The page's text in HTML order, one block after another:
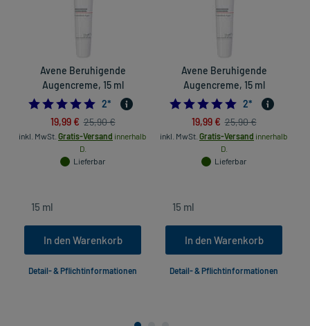
Avene Beruhigende
Augencreme, 15 ml
5.0
2*
19,99 € 25,90 €
inkl. MwSt. Gratis-Versand innerhalb
D.
Lieferbar
In den Warenkorb
Detail- & Pflichtinformationen
Avene Beruhigende
Augencreme, 15 ml
5.0
2*
19,99 € 25,90 €
inkl. MwSt. Gratis-Versand innerhalb
D.
Lieferbar
In den Warenkorb
Detail- & Pflichtinformationen